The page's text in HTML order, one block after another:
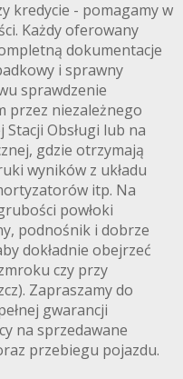
kredycie - pomagamy w
Każdy oferowany
dokumentacje
i sprawny
sprawdzenie
przez niezależnego
Obsługi lub na
gdzie otrzymają
wyników z układu
itp. Na
powłoki
podnośnik i dobrze
dokładnie obejrzeć
czy przy
Zapraszamy do
gwarancji
na sprzedawane
przebiegu pojazdu.